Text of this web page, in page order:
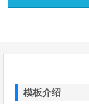
模板介绍